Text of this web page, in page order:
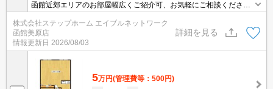
函館近郊エリアのお部屋幅広くご紹介可、お気軽にご相談くださ
い。スマホやPCなどでご自宅からオンライン内見可能です。函館バ
ス人見町停歩3分。経済的な都市ガス！
株式会社ステップホーム エイブルネットワーク
函館美原店
情報更新日 2026/08/03
詳細を見る
5万円(管理費等：500円)